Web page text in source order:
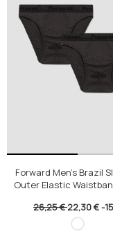
Forward Men's Brazil
Outer Elastic
26,25 €22,30 €-